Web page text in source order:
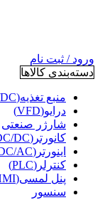
ورود / ثبت نام
دسته‌بندی کالاها
منبع تغذیه(AC/DC)
درایو(VFD)
شارژر صنعتی
کانورتر(DC/DC)
اینورتر(DC/AC)
کنترلر(PLC)
پنل لمسی(HMI)
سنسور